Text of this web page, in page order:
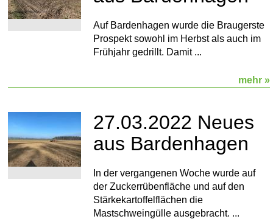
Auf Bardenhagen wurde die Braugerste
Prospekt sowohl im Herbst als auch im
Frühjahr gedrillt. Damit ...
mehr »
27.03.2022 Neues
aus Bardenhagen
In der vergangenen Woche wurde auf
der Zuckerrübenfläche und auf den
Stärkekartoffelflächen die
Mastschweingülle ausgebracht. ...